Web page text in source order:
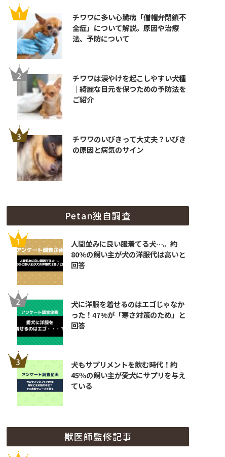
チワワに多い心臓病「僧帽弁閉鎖不
全症」について解説。原因や治療
法、予防について
チワワは涙やけを起こしやすい犬種
｜綺麗な目元を保つための予防法を
ご紹介
チワワのいびきって大丈夫？いびき
の原因と病気のサイン
Petan独自調査
人間並みに良い服着てる犬…。約
80%の飼い主が犬の洋服代は高いと
回答
犬に洋服を着せるのはエゴじゃなか
った！47%が「寒さ対策のため」と
回答
犬もサプリメントを飲む時代！約
45％の飼い主が愛犬にサプリを与え
ている
獣医師監修記事